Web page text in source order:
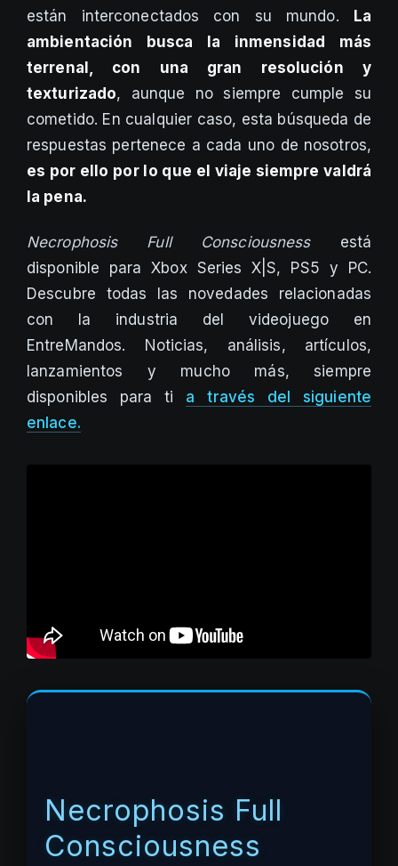
están interconectados con su mundo. La
ambientación busca la inmensidad más
terrenal, con una gran resolución y
texturizado, aunque no siempre cumple su
cometido. En cualquier caso, esta búsqueda de
respuestas pertenece a cada uno de nosotros,
es por ello por lo que el viaje siempre valdrá
la pena.
Necrophosis Full Consciousness está
disponible para Xbox Series X|S, PS5 y PC.
Descubre todas las novedades relacionadas
con la industria del videojuego en
EntreMandos. Noticias, análisis, artículos,
lanzamientos y mucho más, siempre
disponibles para ti a través del siguiente
enlace.
Necrophosis Full
Consciousness